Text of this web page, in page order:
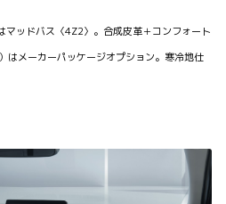
ッドバス〈4Z2〉。合成皮革＋コンフォート
はメーカーパッケージオプション。寒冷地仕